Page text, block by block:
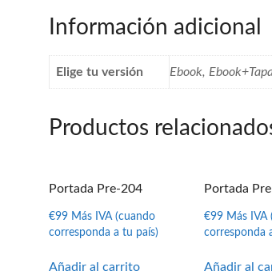
Información adicional
Elige tu versión Ebook,
Productos
Portada Pre-204
€99 Más IVA (cuando
corresponda a tu país)
Añadir al carrito
Portada
€99 Más IVA
corresponda
Añadir al